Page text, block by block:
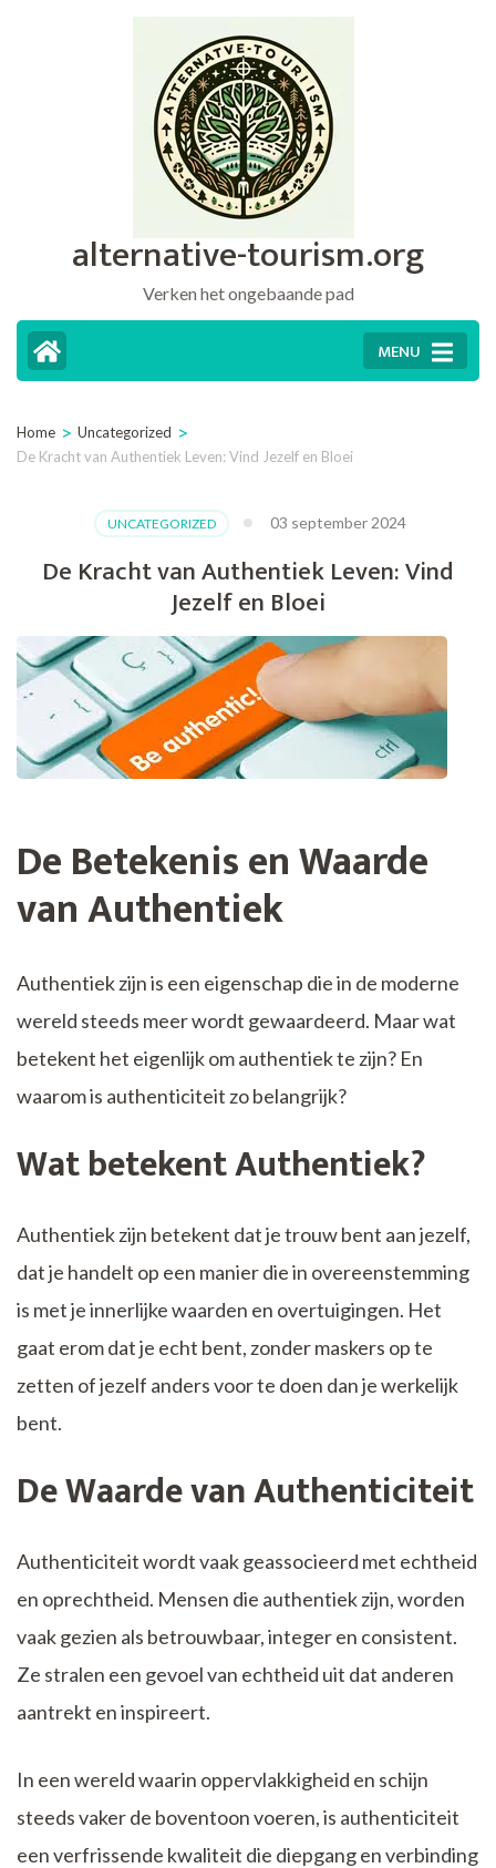
alternative-tourism.org
Verken het ongebaande pad
MENU
Home > Uncategorized >
De Kracht van Authentiek Leven: Vind Jezelf en Bloei
UNCATEGORIZED 03 september 2024
De Kracht van Authentiek Leven: Vind
Jezelf en Bloei
De Betekenis en Waarde
van Authentiek
Authentiek zijn is een eigenschap die in de moderne
wereld steeds meer wordt gewaardeerd. Maar wat
betekent het eigenlijk om authentiek te zijn? En
waarom is authenticiteit zo belangrijk?
Wat betekent Authentiek?
Authentiek zijn betekent dat je trouw bent aan jezelf,
dat je handelt op een manier die in overeenstemming
is met je innerlijke waarden en overtuigingen. Het
gaat erom dat je echt bent, zonder maskers op te
zetten of jezelf anders voor te doen dan je werkelijk
bent.
De Waarde van Authenticiteit
Authenticiteit wordt vaak geassocieerd met echtheid
en oprechtheid. Mensen die authentiek zijn, worden
vaak gezien als betrouwbaar, integer en consistent.
Ze stralen een gevoel van echtheid uit dat anderen
aantrekt en inspireert.
In een wereld waarin oppervlakkigheid en schijn
steeds vaker de boventoon voeren, is authenticiteit
een verfrissende kwaliteit die diepgang en verbinding